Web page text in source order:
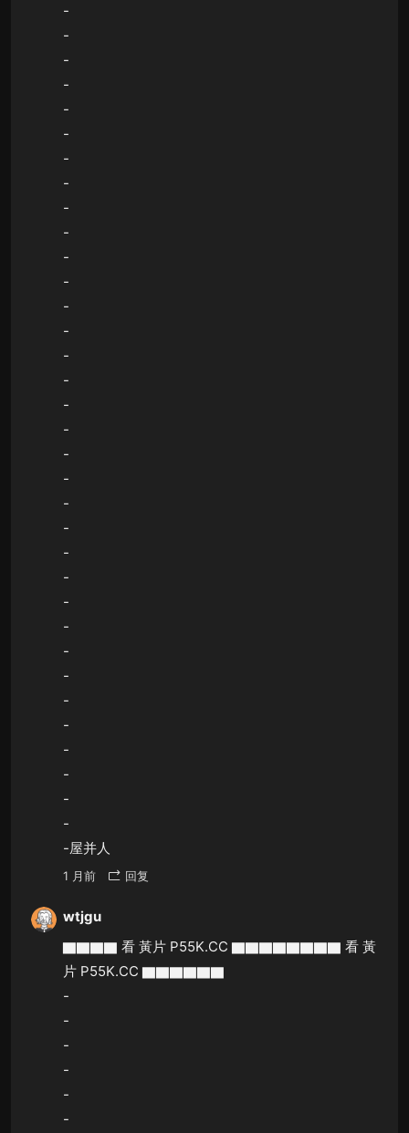
-
-
-
-
-
-
-
-
-
-
-
-
-
-
-
-
-
-
-
-
-
-
-
-
-
-
-
-
-
-
-
-
-
-
-屋并人
1 月前 回复
wtjgu
▇▇▇▇ 看 黃片 P55K.CC ▇▇▇▇▇▇▇▇ 看 黃
片 P55K.CC ▇▇▇▇▇▇
-
-
-
-
-
-